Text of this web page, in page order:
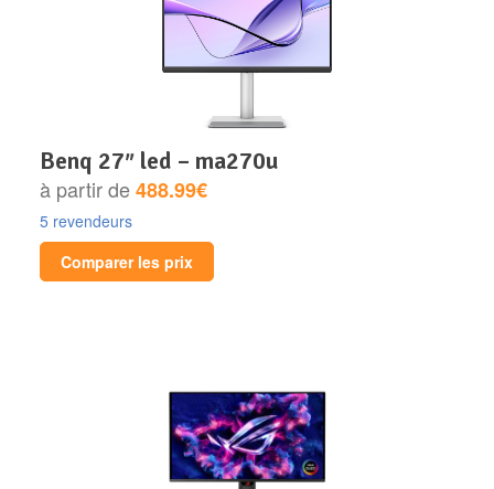
benq 27″ led – ma270u
à partir de488.99€
5 revendeurs
Comparer les prix